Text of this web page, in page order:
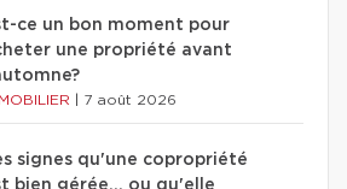
ce un bon moment pour
une propriété avant
7 août 2026
signes qu'une copropriété
bien gérée… ou qu'elle